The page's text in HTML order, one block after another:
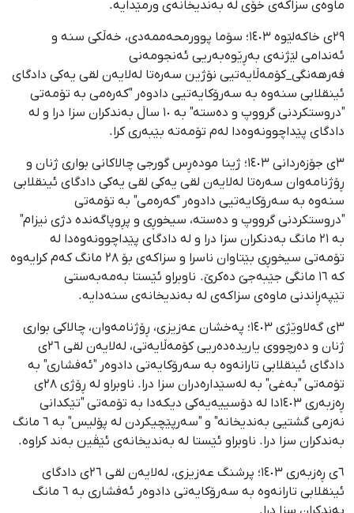
ماوەی سزاکەی خۆی لە بەندیخانەی ورمێدایە.
٢٩ی خاکەلێوە ١٤٠٣؛ سۆما پوورمحەممەدی، خەڵکی سنە و
ئەندامی لێژنەی بەڕێوەبەریی ئەنجومەنی
فەرهەنگی_کۆمەڵایەتیی نۆژین سەرەتا لەلایەن لقی یەکی دادگای
ئینقلابی سنەوە بە سەرۆکایەتیی دادوەر "کەرەمی بە تۆمەتی
"دروستکردنی گرووپ و دەستە" بە ١٠ ساڵ بەندکران سزا درا و لە
دادگای پێداچوونەوەدا لەم تۆمەتە بێبەری کرا.
٣ی جۆزەردانی ١٤٠٣؛ ژینا مودەڕس گورجی چالاکانی بواری ژنان و
ڕۆژنامەوان سەرەتا لەلایەن لقی یەکی لقی یەکی دادگای ئینقلابی
سنەوە بە سەرۆکایەتیی دادوەر "کەرەمی" بە تۆمەتی
"دروستکردنی گرووپ و دەستە، سیخوڕی و پڕوپاگەندە دژی نیزام"
بە ٢١ مانگ بەدنکران سزا درا و لە دادگای پێداچوونەوەدا لە
تۆمەتی سیخوڕی بێتاوان ناسرا و سزاکەی بۆ ٢٨ مانگ کەم کرایەوە
کە ١٦ مانگی جێبەجێ دەکرێ. ناوبراو ئێستا بەمەبەستی
تێپەڕاندنی ماوەی سزاکەی لە بەندیخانەی سنەدایە.
٣ی گەلاوێژی ١٤٠٣؛ پەخشان عەزیزی، ڕۆژنامەوان، چالاکی بواری
ژنان و دەرچووی یاریدەدەریی کۆمەڵایەتی، لەلایەن لقی ٢٦ی
دادگای ئینقلابی تارانەوە بە سەرۆکایەتی دادوەر "ئەفشاری" بە
تۆمەتی "بەغی" بە لەسێدارەدران سزا درا. ناوبراو لە ڕۆژی ٢٨ی
ڕەزبەری ١٤٠٣دا لە دۆسییەیەکی دیکەدا بە تۆمەتی "تێکدانی
نەزمی گشتیی بەندیخانە" و "سەرپێچیکردن لە پۆلیس" بە ٦ مانگ
بەندکران سزا درا. ناوبراو ئێستا لە بەندیخانەی ئێڤین بەند کراوە.
٦ی ڕەزبەری ١٤٠٣؛ پرشنگ عەزیزی، لەلایەن لقی ٢٦ی دادگای
ئینقلابی تارانەوە بە سەرۆکایەتی دادوەر ئەفشاری بە ٦ مانگ